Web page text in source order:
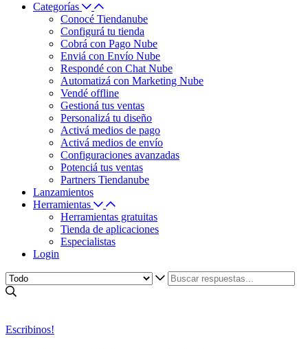
Categorías
Conocé Tiendanube
Configurá tu tienda
Cobrá con Pago Nube
Enviá con Envío Nube
Respondé con Chat Nube
Automatizá con Marketing Nube
Vendé offline
Gestioná tus ventas
Personalizá tu diseño
Activá medios de pago
Activá medios de envío
Configuraciones avanzadas
Potenciá tus ventas
Partners Tiendanube
Lanzamientos
Herramientas
Herramientas gratuitas
Tienda de aplicaciones
Especialistas
Login
Escribinos!